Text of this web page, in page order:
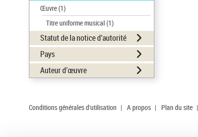
Œuvre(1)
Titre uniforme musical(1)
Statut de la notice d’autorité
Pays
Auteur d’œuvre
Conditions générales d'utilisation | A propos | Plan du site |